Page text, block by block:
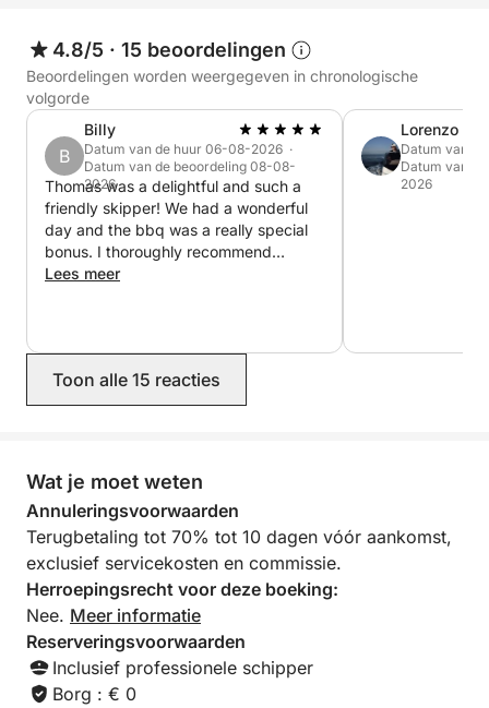
route is volledig naar wens aan te passen.
Hoogtepunten van de ervaring:
Premium comfort
Grote ligbedden
Schaduwrijke cockpit
Volledig uitgeruste kombuis
Barbecue
Douche en toilet
Paddleboard
Snorkeluitrusting
Aangepaste tussenstops:
Ankeren in afgelegen baaien en zwemmen in
turquoise water.
Optie barbecue aan boord:
Grills vanaf € 35 per persoon (exclusief drankjes).
U kunt ook uw eigen eten en drinken meenemen en
4.8/5 · 15 beoordelingen
Beoordelingen worden weergegeven in chronologische
volgorde
B
Billy
Datum van de huur 06-08-2026 ·
Datum van de beoordeling 08-08-
2026
Thomas was a delightful and such a
friendly skipper! We had a wonderful
day and the bbq was a really special
bonus. I thoroughly recommend
Thomas to all the visitors to Corsica
Lees meer
Lorenzo
Datum van
Datum van
2026
Toon alle 15 reacties
Wat je moet weten
Annuleringsvoorwaarden
Terugbetaling tot 70% tot 10 dagen vóór aankomst,
exclusief servicekosten en commissie.
Herroepingsrecht voor deze boeking:
Nee. Meer informatie
Reserveringsvoorwaarden
Inclusief professionele schipper
Borg : € 0